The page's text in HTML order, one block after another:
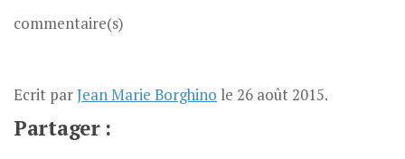
commentaire(s)
Ecrit parJean Marie Borghino le 26 août 2015.
Partager :